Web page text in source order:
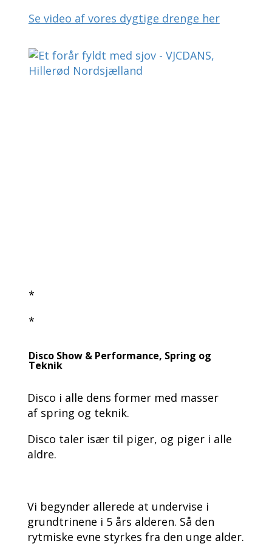
Se video af vores dygtige drenge her
*
*
Disco Show & Performance, Spring og
Teknik
Disco i alle dens former med masser
af spring og teknik.
Disco taler især til piger, og piger i alle
aldre.
Vi begynder allerede at undervise i
grundtrinene i 5 års alderen. Så den
rytmiske evne styrkes fra den unge alder.